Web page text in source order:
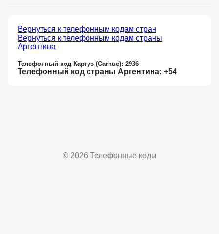
Вернуться к телефонным кодам стран
Вернуться к телефонным кодам страны
Аргентина
Телефонный код Каргуэ (Carhue): 2936
Телефонный код страны Аргентина: +54
© 2026 Телефонные коды